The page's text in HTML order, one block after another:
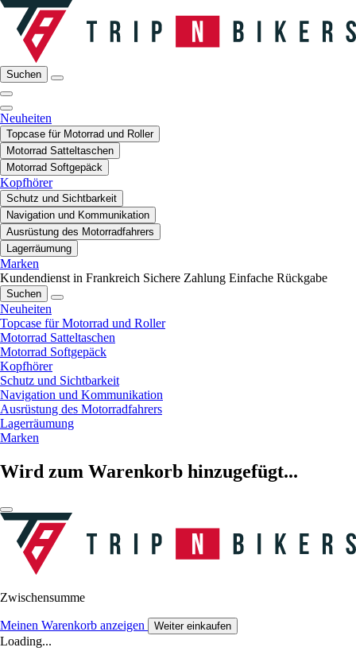
Suchen
Neuheiten
Topcase für Motorrad und Roller
Motorrad Satteltaschen
Motorrad Softgepäck
Kopfhörer
Schutz und Sichtbarkeit
Navigation und Kommunikation
Ausrüstung des Motorradfahrers
Lagerräumung
Marken
Kundendienst in Frankreich Sichere Zahlung Einfache Rückgabe
Suchen
Neuheiten
Topcase für Motorrad und Roller
Motorrad Satteltaschen
Motorrad Softgepäck
Kopfhörer
Schutz und Sichtbarkeit
Navigation und Kommunikation
Ausrüstung des Motorradfahrers
Lagerräumung
Marken
Wird zum Warenkorb hinzugefügt...
Zwischensumme
Meinen Warenkorb anzeigen Weiter einkaufen
Loading...